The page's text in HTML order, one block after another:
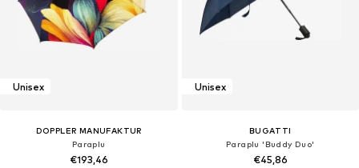
Unisex
DOPPLER MANUFAKTUR
Paraplu
€193,46
Unisex
BUGATTI
Paraplu 'Buddy Duo'
€45,86